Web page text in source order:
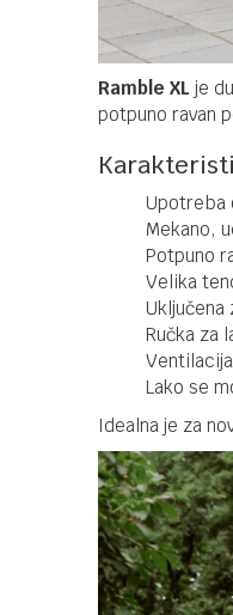
Ramble XL je
potpuno ravan
Upotreba
Mekano,
Potpuno
Velika
Ručka za
Lako se
Idealna je za